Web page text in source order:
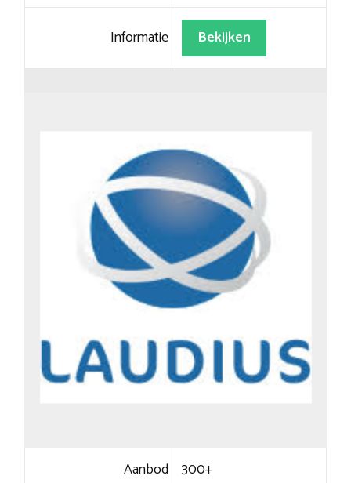
Informatie Bekijken
Aanbod 300+